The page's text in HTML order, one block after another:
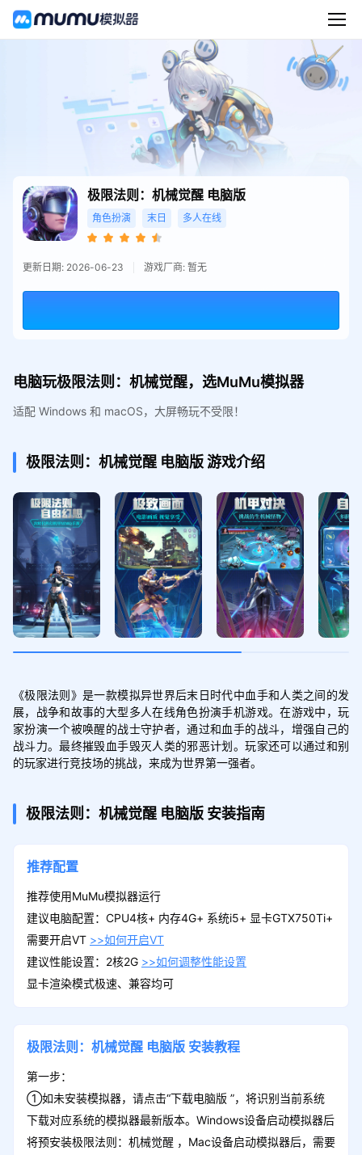
极限法则：机械觉醒 电脑版
角色扮演 末日 多人在线
更新日期: 2026-06-23 游戏厂商: 暂无
电脑玩极限法则：机械觉醒，选MuMu模拟器
适配 Windows 和 macOS，大屏畅玩不受限！
极限法则：机械觉醒 电脑版游戏介绍
《极限法则》是一款模拟异世界后末日时代中血手和人类之间的发
展，战争和故事的大型多人在线角色扮演手机游戏。在游戏中，玩
家扮演一个被唤醒的战士守护者，通过和血手的战斗，增强自己的
战斗力。最终摧毁血手毁灭人类的邪恶计划。玩家还可以通过和别
的玩家进行竞技场的挑战，来成为世界第一强者。
极限法则：机械觉醒 电脑版 安装指南
推荐配置
推荐使用MuMu模拟器运行
建议电脑配置：CPU4核+ 内存4G+ 系统i5+ 显卡GTX750Ti+
需要开启VT >>如何开启VT
建议性能设置：2核2G >>如何调整性能设置
显卡渲染模式极速、兼容均可
极限法则：机械觉醒 电脑版 安装教程
第一步：
①如未安装模拟器，请点击“下载电脑版 ”，将识别当前系统
下载对应系统的模拟器最新版本。Windows设备启动模拟器后
将预安装极限法则：机械觉醒 ，Mac设备启动模拟器后，需要